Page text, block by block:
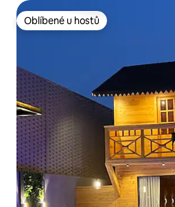
Oblíbené u hostů
Oblíbené u hostů